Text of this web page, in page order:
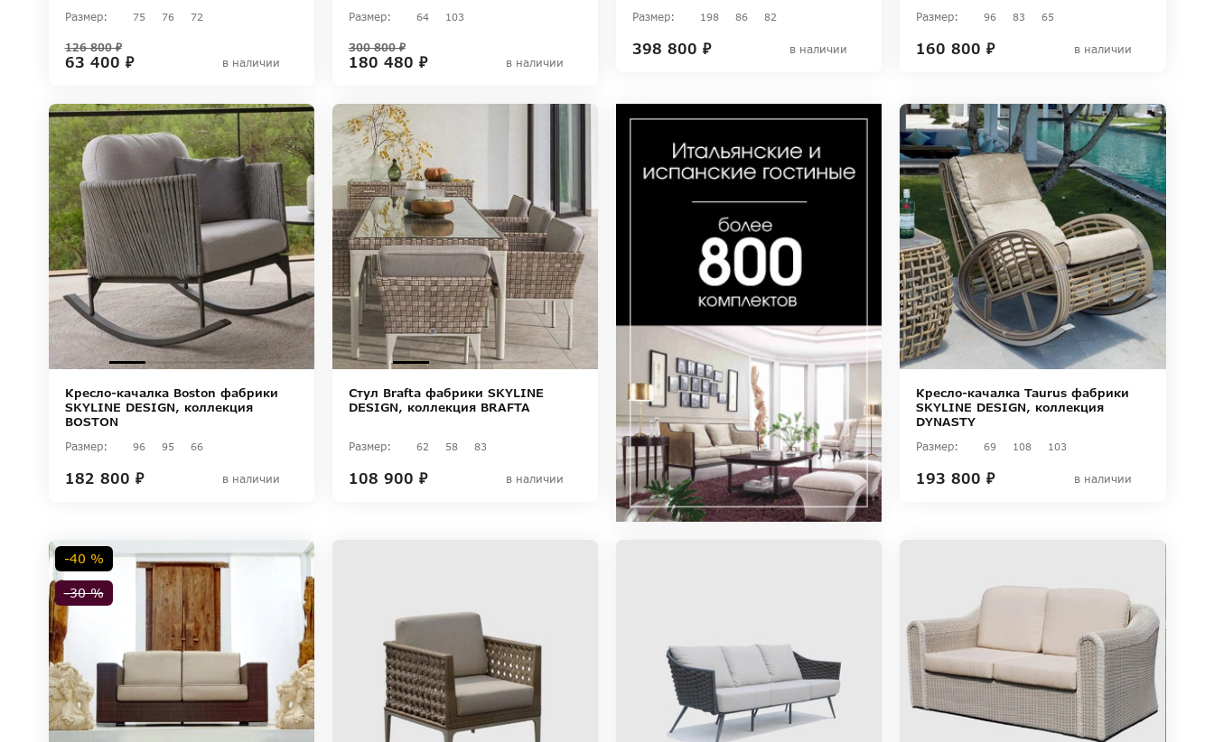
Размер: 75 76 72
63 400 ₽
126 800 ₽
в наличии
Размер: 64 103
180 480 ₽
300 800 ₽
в наличии
Размер: 198 86 82
398 800 ₽ в наличии
Размер: 96 83 65
160 800 ₽ в наличии
Кресло-качалка Boston фабрики
SKYLINE DESIGN, коллекция
BOSTON
Размер: 96 95 66
182 800 ₽ в наличии
Стул Brafta фабрики SKYLINE
DESIGN, коллекция BRAFTA
Размер: 62 58 83
108 900 ₽ в наличии
Кресло-качалка Taurus фабрики
SKYLINE DESIGN, коллекция
DYNASTY
Размер: 69 108 103
193 800 ₽ в наличии
-30 %
-40 %